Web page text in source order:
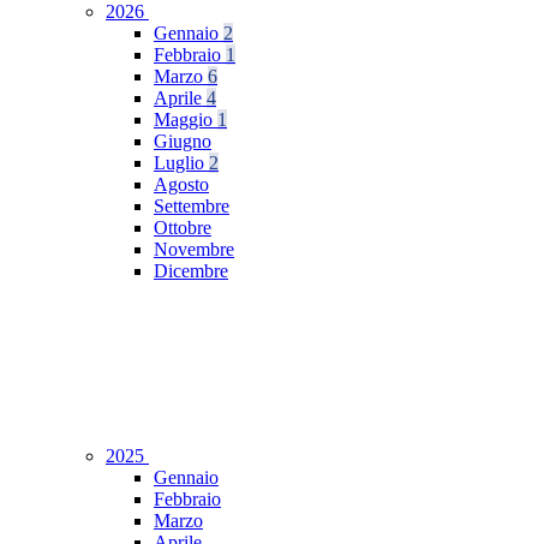
2026
Gennaio 2
Febbraio 1
Marzo 6
Aprile 4
Maggio 1
Giugno
Luglio 2
Agosto
Settembre
Ottobre
Novembre
Dicembre
2025
Gennaio
Febbraio
Marzo